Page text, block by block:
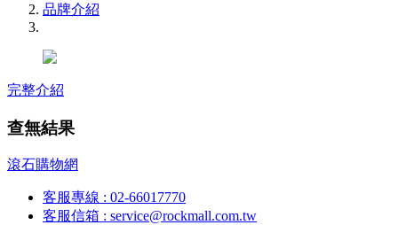
品牌介紹
完整介紹
查無結果
滾石購物網
客服專線 : 02-66017770
客服信箱 : service@rockmall.com.tw